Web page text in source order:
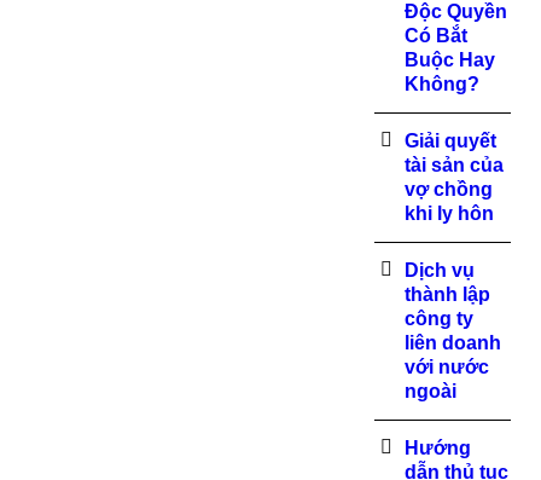
Độc Quyền
Có Bắt
Buộc Hay
Không?
Giải quyết
tài sản của
vợ chồng
khi ly hôn
Dịch vụ
thành lập
công ty
liên doanh
với nước
ngoài
Hướng
dẫn thủ tục